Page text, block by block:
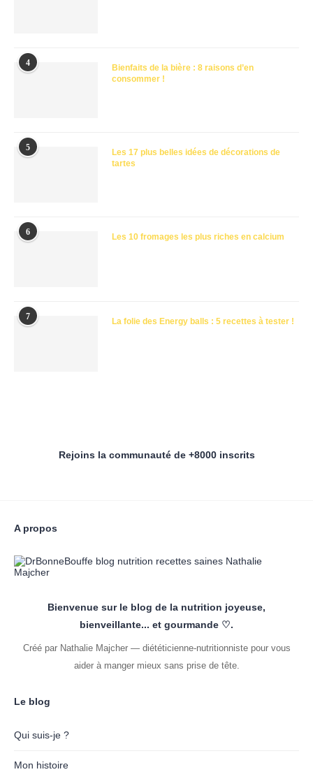
4
Bienfaits de la bière : 8 raisons d’en
consommer !
5
Les 17 plus belles idées de décorations de
tartes
6 Les 10 fromages les plus riches en calcium
7 La folie des Energy balls : 5 recettes à tester !
Rejoins la communauté de +8000 inscrits
A propos
Bienvenue sur le blog de la nutrition joyeuse,
bienveillante... et gourmande ♡.
Créé par Nathalie Majcher — diététicienne-nutritionniste pour vous
aider à manger mieux sans prise de tête.
Le blog
Qui suis-je ?
Mon histoire